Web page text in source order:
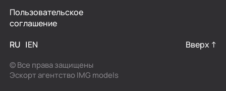
Пользовательское
соглашение
RU
EN Вверх ↑
© Все права защищены
Эскорт агентство IMG models